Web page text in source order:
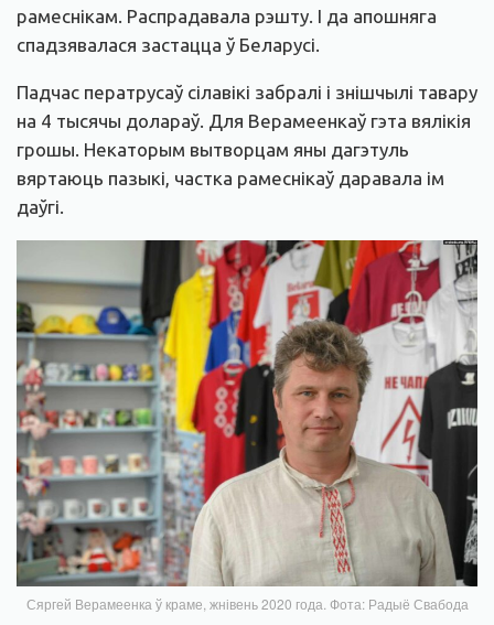
рамеснікам. Распрадавала рэшту. І да апошняга
спадзявалася застацца ў Беларусі.
Падчас ператрусаў сілавікі забралі і знішчылі тавару
на 4 тысячы долараў. Для Верамеенкаў гэта вялікія
грошы. Некаторым вытворцам яны дагэтуль
вяртаюць пазыкі, частка рамеснікаў даравала ім
даўгі.
Сяргей Верамеенка ў краме, жнівень 2020 года. Фота: Радыё Свабода